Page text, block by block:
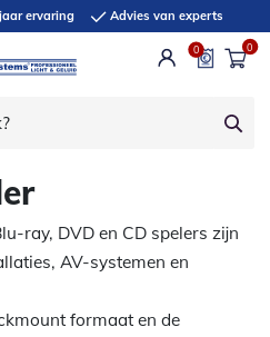
ervaring Advies van experts
0 0
ray, DVD en CD spelers zijn
AV-systemen en
formaat en de